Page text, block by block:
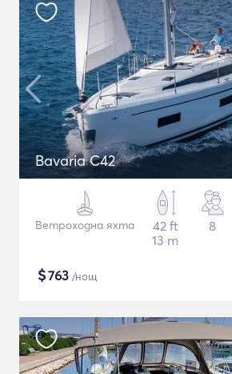
Bavaria C42
Ветроходна яхта
42 ft
13 m
8
$763 /нощ